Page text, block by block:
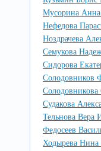
Мусорина Анна
Нефедова
Ноздрачева
Семукова
Сидорова
Солодовников
Судакова
Тельнова Вера
Федосеев
Ходырева Нина